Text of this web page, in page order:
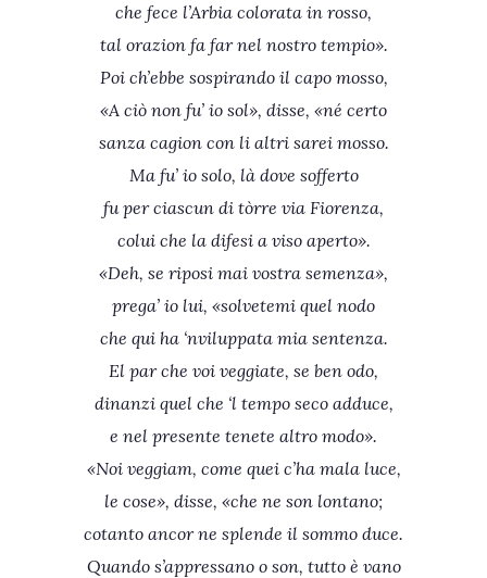
che fece l’Arbia colorata in rosso,
tal orazion fa far nel nostro tempio».
Poi ch’ebbe sospirando il capo mosso,
«A ciò non fu’ io sol», disse, «né certo
sanza cagion con li altri sarei mosso.
Ma fu’ io solo, là dove sofferto
fu per ciascun di tòrre via Fiorenza,
colui che la difesi a viso aperto».
«Deh, se riposi mai vostra semenza»,
prega’ io lui, «solvetemi quel nodo
che qui ha ‘nviluppata mia sentenza.
El par che voi veggiate, se ben odo,
dinanzi quel che ‘l tempo seco adduce,
e nel presente tenete altro modo».
«Noi veggiam, come quei c’ha mala luce,
le cose», disse, «che ne son lontano;
cotanto ancor ne splende il sommo duce.
Quando s’appressano o son, tutto è vano